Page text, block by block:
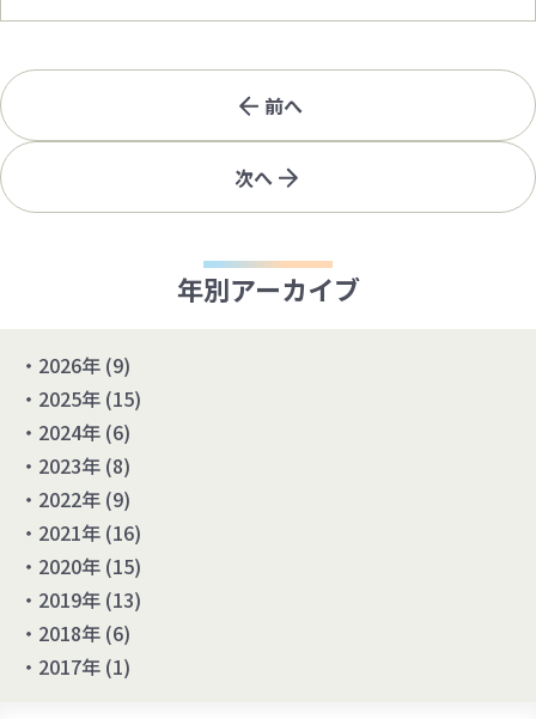
前へ
次へ
年別アーカイブ
2026年 (9)
2025年 (15)
2024年 (6)
2023年 (8)
2022年 (9)
2021年 (16)
2020年 (15)
2019年 (13)
2018年 (6)
2017年 (1)